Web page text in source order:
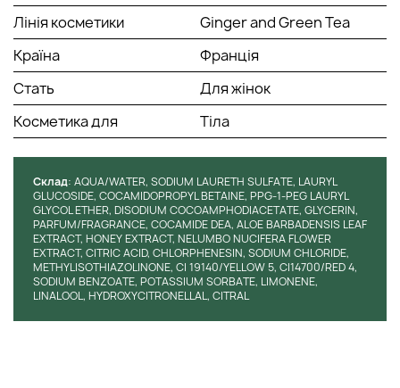
Лінія косметики
Ginger and Green Tea
Країна
Франція
Стать
Для жінок
Косметика для
Тіла
Cклад: AQUA/WATER, SODIUM LAURETH SULFATE, LAURYL
GLUCOSIDE, COCAMIDOPROPYL BETAINE, PPG-1-PEG LAURYL
GLYCOL ETHER, DISODIUM COCOAMPHODIACETATE, GLYCERIN,
PARFUM/FRAGRANCE, COCAMIDE DEA, ALOE BARBADENSIS LEAF
EXTRACT, HONEY EXTRACT, NELUMBO NUCIFERA FLOWER
EXTRACT, CITRIC ACID, CHLORPHENESIN, SODIUM CHLORIDE,
METHYLISOTHIAZOLINONE, CI 19140/YELLOW 5, CI14700/RED 4,
SODIUM BENZOATE, POTASSIUM SORBATE, LIMONENE,
LINALOOL, HYDROXYCITRONELLAL, CITRAL